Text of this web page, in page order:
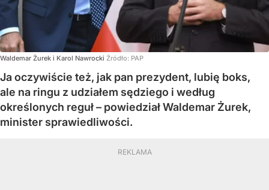
Waldemar Żurek i Karol Nawrocki Źródło: PAP
Ja oczywiście też, jak pan prezydent, lubię boks,
ale na ringu z udziałem sędziego i według
określonych reguł – powiedział Waldemar Żurek,
minister sprawiedliwości.